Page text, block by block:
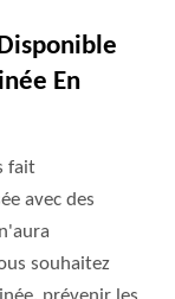
En
fait
avec des
souhaitez